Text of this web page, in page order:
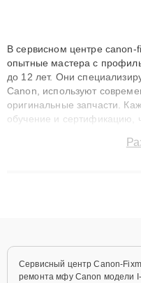
В сервисном центре
опытные мастера с
до 12 лет. Они
Canon, используют
оригинальные запчасти.
обучение и сертификацию,
сохранением гарантии до
Сервисный центр Canon-
ремонта мфу Canon модели